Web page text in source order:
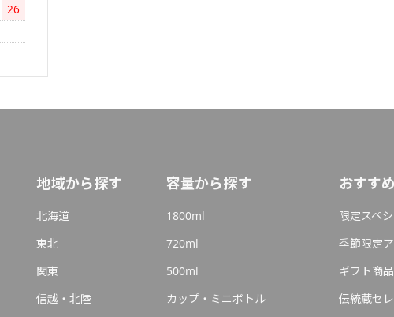
26
地域から探す
北海道
東北
関東
信越・北陸
容量から探す
1800ml
720ml
500ml
カップ・ミニボトル
おすす
限定スペ
季節限定
ギフト商品
伝統蔵セ